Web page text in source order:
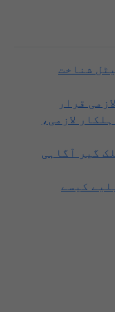
شناخت
قرار
لازمی،
گیر آگاہی
کیسے